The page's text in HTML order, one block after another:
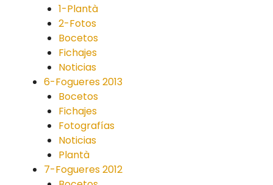
1-Plantà
2-Fotos
Bocetos
Fichajes
Noticias
6-Fogueres 2013
Bocetos
Fichajes
Fotografías
Noticias
Plantà
7-Fogueres 2012